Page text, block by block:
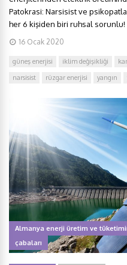
Patokrasi: Narsisist ve
her 6 kişiden biri ruhsal sorunlu!
16 Ocak 2020
güneş enerjisi iklim değişikliği
narsisist
rüzgar enerjisi yangın
Almanya enerji üretim ve
çabaları